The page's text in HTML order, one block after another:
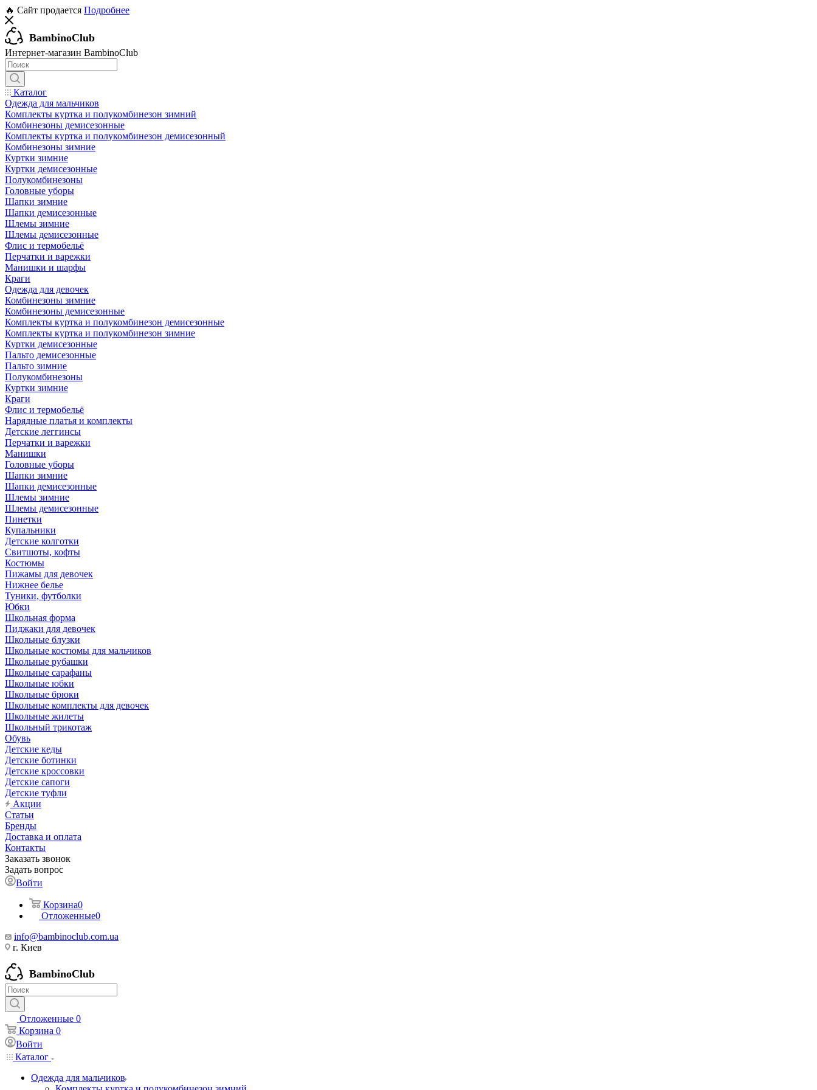
🔥 Сайт продается Подробнее
BambinoClub
Интернет-магазин BambinoClub
Каталог
Одежда для мальчиков
Комплекты куртка и полукомбинезон зимний
Комбинезоны демисезонные
Комплекты куртка и полукомбинезон демисезонный
Комбинезоны зимние
Куртки зимние
Куртки демисезонные
Полукомбинезоны
Головные уборы
Шапки зимние
Шапки демисезонные
Шлемы зимние
Шлемы демисезонные
Флис и термобельё
Перчатки и варежки
Манишки и шарфы
Краги
Одежда для девочек
Комбинезоны зимние
Комбинезоны демисезонные
Комплекты куртка и полукомбинезон демисезонные
Комплекты куртка и полукомбинезон зимние
Куртки демисезонные
Пальто демисезонные
Пальто зимние
Полукомбинезоны
Куртки зимние
Краги
Флис и термобельё
Нарядные платья и комплекты
Детские леггинсы
Перчатки и варежки
Манишки
Головные уборы
Шапки зимние
Шапки демисезонные
Шлемы зимние
Шлемы демисезонные
Пинетки
Купальники
Детские колготки
Свитшоты, кофты
Костюмы
Пижамы для девочек
Нижнее белье
Туники, футболки
Юбки
Школьная форма
Пиджаки для девочек
Школьные блузки
Школьные костюмы для мальчиков
Школьные рубашки
Школьные сарафаны
Школьные юбки
Школьные брюки
Школьные комплекты для девочек
Школьные жилеты
Школьный трикотаж
Обувь
Детские кеды
Детские ботинки
Детские кроссовки
Детские сапоги
Детские туфли
Акции
Статьи
Бренды
Доставка и оплата
Контакты
Заказать звонок
Задать вопрос
Войти
Корзина0
Отложенные0
info@bambinoclub.com.ua
г. Киев
BambinoClub
Отложенные 0
Корзина 0
Войти
Каталог
Одежда для мальчиков